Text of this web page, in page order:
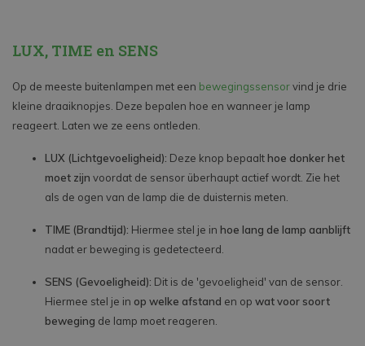
LUX, TIME en SENS
Op de meeste buitenlampen met een bewegingssensorvind je drie
kleine draaiknopjes. Deze bepalen hoe en wanneer je lamp
reageert. Laten we ze eens ontleden.
LUX (Lichtgevoeligheid): Deze knop bepaalthoe donker het
moet zijn voordat de sensor überhaupt actief wordt. Zie het
als de ogen van de lamp die de duisternis meten.
TIME (Brandtijd): Hiermee stel je in hoe lang de lamp aanblijft
nadat er beweging is gedetecteerd.
SENS (Gevoeligheid): Dit is de 'gevoeligheid' van de sensor.
Hiermee stel je in op welke afstand en op wat voor soort
beweging de lamp moet reageren.